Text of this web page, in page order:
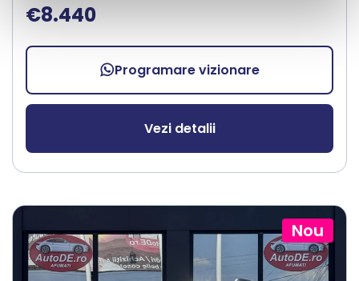
€8.440
Programare vizionare
Vezi detalii
Nou